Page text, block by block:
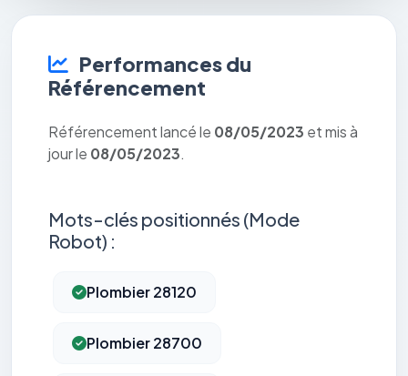
Performances du
Référencement
Référencement lancé le 08/05/2023 et mis à
jour le 08/05/2023.
Mots-clés positionnés (Mode
Robot) :
Plombier 28120
Plombier 28700